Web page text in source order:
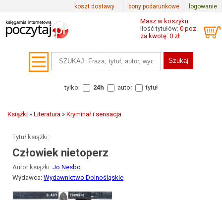
logowanie
bony podarunkowe
koszt dostawy
Masz w koszyku:
Ilość tytułów: 0 poz.
za kwotę: 0 zł
tylko: 24h autor tytuł
Książki » Literatura » Kryminał i sensacja
Tytuł książki:
Człowiek nietoperz
Autor książki: Jo Nesbo
Wydawca: Wydawnictwo Dolnośląskie